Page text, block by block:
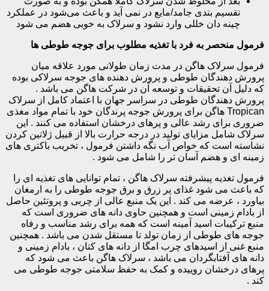
تقسیم بندی جامد/مایع در نمی آید و باعث می‌شود در عملکرد
چینه دان خللی وارد نشود و سرلاک به خوبی هضم می شود
فرمول منحصر به فرد با تغذیه مطلوب برای جوجه طوطی ها
فرمول سرلاک هاگن در مدت زمان طولانی مورد علاقه میان
پرورش دهندگان طوطی و پرورش دهنده های جوجه سرلاکی بوده
که دلیل آن تحقیقات و توسعه آن در شرکت هاگن می باشد .
پرورش دهندگان طوطی در سراسر جهان با اعتماد کامل از سرلاک
Tropican هاگن برای پرورش جوجه پرندگان خود با تمام مواد مغذی
ضروری برای رشد عالی و پرهای درخشان استفاده می کنند . این
سرلاک شامل مزایای تولید در درجه حرارت بالا از قبیل ژلاتین کردن
نشاسته است که خواص آب نگه داشتن فرمول ، تخریب باکتری های
زمینه ای و هضم آسان تر را شامل می شود .
فرمول تغذیه پیشرفته سرلاک هاگن ، تمام توانایی های تغذیه ای را
که باعث می شود غذای پر زرق و برق جوجه طوطی را به ارمغان
بیاورد ، عرضه می کند . این یک منبع عالی از چربی و پروتئین حاصل
از بادام زمینی است و همچنین حاوی دانه های ضروری است که
منبع ترکیبات اسید آمینه است که همه برای رشد مناسب و رفاه
جوجه های طوطی از زمان تولد تا مستقل شدن می باشد . همچنین
منبع غنی از اسیدهای چرب امگا از دانه های کتان ، بادام زمینی و
دانه های آفتابگردان می باشد ، سرلاک هاگن باعث می شود که
پرهای درخشان روییده و کمک به حفظ سلامتی جوجه طوطی می
کند .